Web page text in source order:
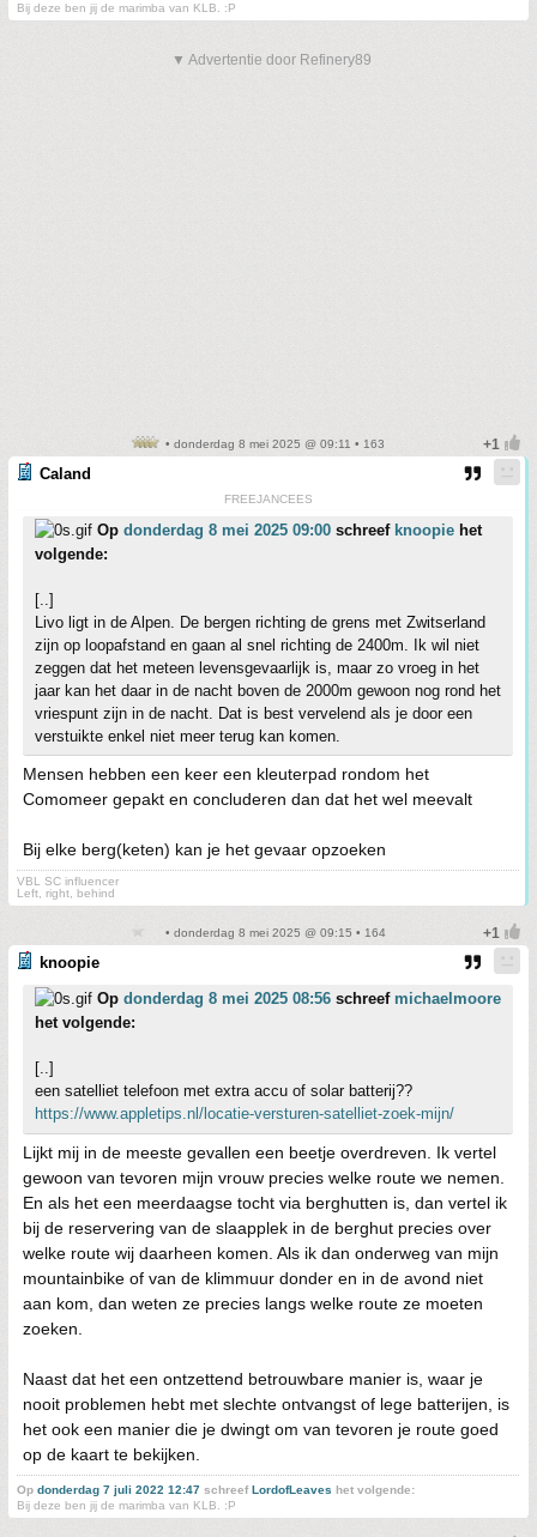
Bij deze ben jij de marimba van KLB. :P
▼ Advertentie door Refinery89
• donderdag 8 mei 2025 @ 09:11 • 163
Caland
FREEJANCEES
Op donderdag 8 mei 2025 09:00 schreef knoopie het
volgende:
[..]
Livo ligt in de Alpen. De bergen richting de grens met Zwitserland
zijn op loopafstand en gaan al snel richting de 2400m. Ik wil niet
zeggen dat het meteen levensgevaarlijk is, maar zo vroeg in het
jaar kan het daar in de nacht boven de 2000m gewoon nog rond het
vriespunt zijn in de nacht. Dat is best vervelend als je door een
verstuikte enkel niet meer terug kan komen.
Mensen hebben een keer een kleuterpad rondom het
Comomeer gepakt en concluderen dan dat het wel meevalt
Bij elke berg(keten) kan je het gevaar opzoeken
VBL SC influencer
Left, right, behind
• donderdag 8 mei 2025 @ 09:15 • 164
knoopie
Op donderdag 8 mei 2025 08:56 schreef michaelmoore
het volgende:
[..]
een satelliet telefoon met extra accu of solar batterij??
https://www.appletips.nl/locatie-versturen-satelliet-zoek-mijn/
Lijkt mij in de meeste gevallen een beetje overdreven. Ik vertel
gewoon van tevoren mijn vrouw precies welke route we nemen.
En als het een meerdaagse tocht via berghutten is, dan vertel ik
bij de reservering van de slaapplek in de berghut precies over
welke route wij daarheen komen. Als ik dan onderweg van mijn
mountainbike of van de klimmuur donder en in de avond niet
aan kom, dan weten ze precies langs welke route ze moeten
zoeken.
Naast dat het een ontzettend betrouwbare manier is, waar je
nooit problemen hebt met slechte ontvangst of lege batterijen, is
het ook een manier die je dwingt om van tevoren je route goed
op de kaart te bekijken.
Op donderdag 7 juli 2022 12:47 schreefLordofLeaves het volgende:
Bij deze ben jij de marimba van KLB. :P